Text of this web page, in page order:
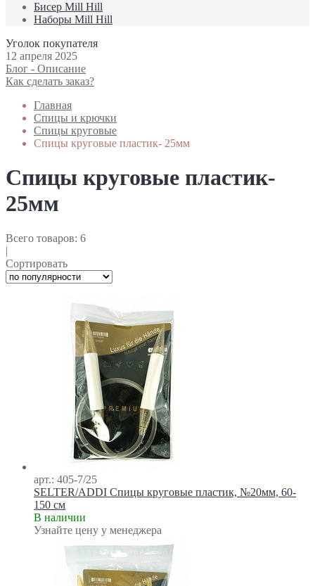
Биcер Mill Hill
Наборы Mill Hill
Уголок покупателя
12 апреля 2025
Блог - Описание
Как сделать заказ?
Главная
Спицы и крючки
Спицы круговые
Спицы круговые пластик- 25мм
Спицы круговые пластик-
25мм
Всего товаров: 6
|
Сортировать
арт.: 405-7/25
SELTER/ADDI Спицы круговые пластик, №20мм, 60-
150 см
В наличии
Узнайте цену у менеджера